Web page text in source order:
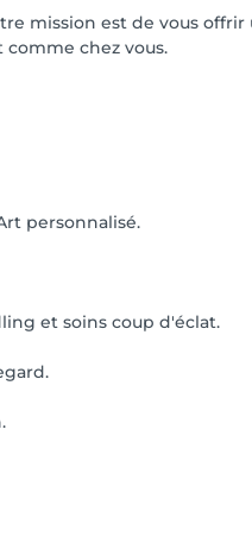
mission est de vous offrir
chez vous.
personnalisé.
et soins coup d'éclat.